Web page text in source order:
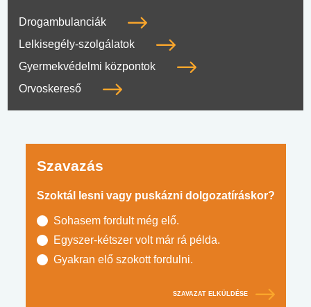
Drogambulanciák
Lelkisegély-szolgálatok
Gyermekvédelmi központok
Orvoskereső
Szavazás
Szoktál lesni vagy puskázni dolgozatíráskor?
Sohasem fordult még elő.
Egyszer-kétszer volt már rá példa.
Gyakran elő szokott fordulni.
SZAVAZAT ELKÜLDÉSE